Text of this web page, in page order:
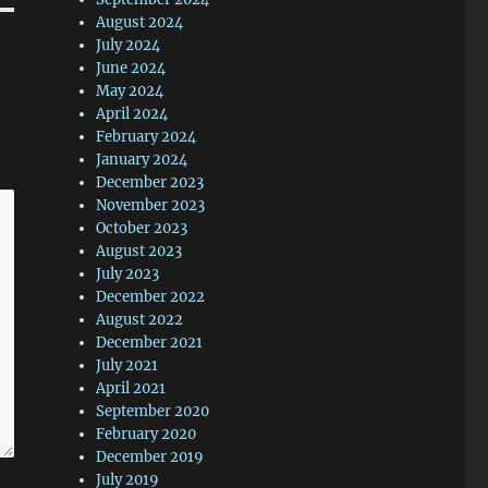
August 2024
July 2024
June 2024
May 2024
April 2024
February 2024
January 2024
December 2023
November 2023
October 2023
August 2023
July 2023
December 2022
August 2022
December 2021
July 2021
April 2021
September 2020
February 2020
December 2019
July 2019